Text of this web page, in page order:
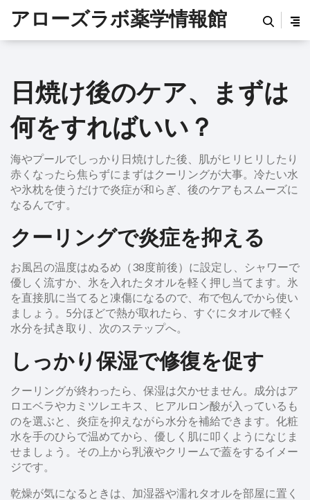
アローズラボ薬学情報館
日焼け後のケア、まずは
何をすればいい？
海やプールでしっかり日焼けした後、肌がヒリヒリしたり
赤くなったら焦らずにまずはクーリングが大事。冷たい水
や氷枕を使うだけで炎症が和らぎ、後のケアもスムーズに
なるんです。
クーリングで炎症を抑える
お風呂の温度はぬるめ（38度前後）に設定し、シャワーで
優しく流すか、氷を入れたタオルを軽く押し当てます。氷
を直接肌に当てると凍傷になるので、布で包んでから使い
ましょう。5分ほどで熱が取れたら、すぐにタオルで軽く
水分を拭き取り、次のステップへ。
しっかり保湿で修復を促す
クーリングが終わったら、保湿は欠かせません。成分はア
ロエベラやカミツレエキス、ヒアルロン酸が入っているも
のを選ぶと、炎症を抑えながら水分を補給できます。化粧
水を手のひらで温めてから、優しく肌に叩くようになじま
せましょう。その上から乳液やクリームで蓋をするイメー
ジです。
乾燥が気になるときは、加湿器や濡れタオルを部屋に置く